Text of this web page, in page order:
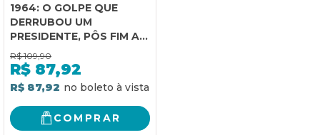
1964: O GOLPE QUE
DERRUBOU UM
PRESIDENTE, PÔS FIM AO
REGIME DEMOCRÁTICO E
INSTITUIU A DITADURA
MILITAR NO BRASIL
R$ 109,90
R$ 87,92
R$ 87,92
COMPRAR